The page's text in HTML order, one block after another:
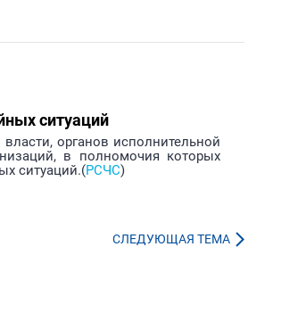
ситуаций
органов исполнительной
в полномочия которых
ситуаций.(РСЧС)
СЛЕДУЮЩАЯ ТЕМА